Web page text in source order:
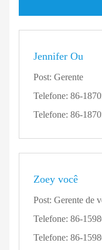
Jennifer Ou
Post: Gerente
Telefone: 86-
Telefone: 86-
Zoey você
Post: Gerente de
Telefone: 86-
Telefone: 86-